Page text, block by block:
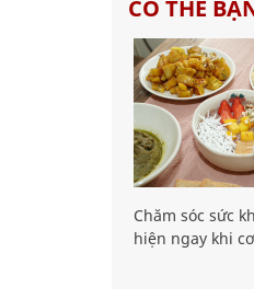
CÓ THỂ
Chăm sóc sức
hiện ngay khi